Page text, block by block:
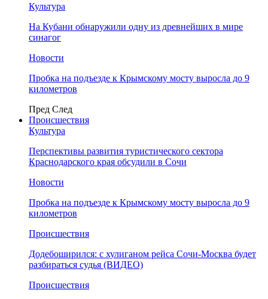
Культура
На Кубани обнаружили одну из древнейших в мире
синагог
Новости
Пробка на подъезде к Крымскому мосту выросла до 9
километров
Пред След
Происшествия
Культура
Перспективы развития туристического сектора
Краснодарского края обсудили в Сочи
Новости
Пробка на подъезде к Крымскому мосту выросла до 9
километров
Происшествия
Додебоширился: с хулиганом рейса Сочи-Москва будет
разбираться судья (ВИДЕО)
Происшествия